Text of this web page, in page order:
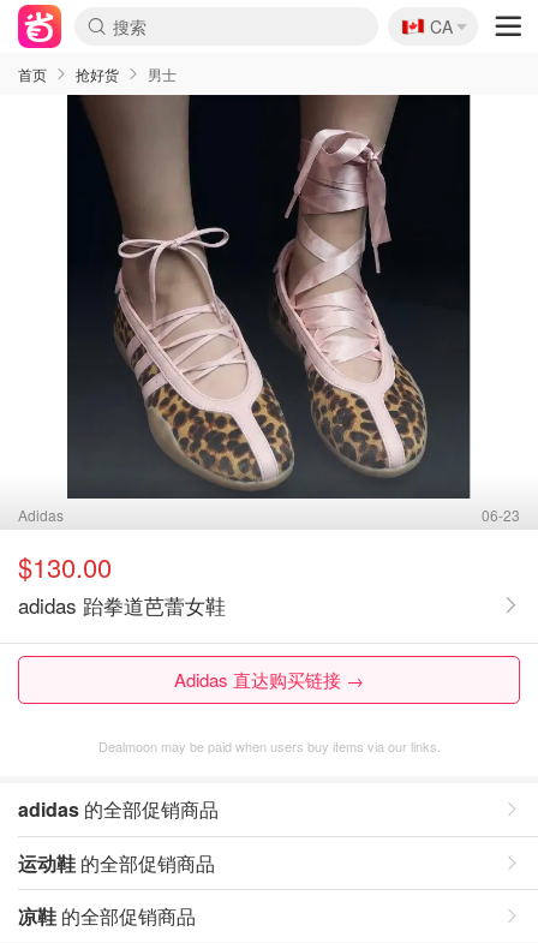
🇨🇦
CA
首页 抢好货 男士
Adidas 06-23
$130.00
adidas 跆拳道芭蕾女鞋
Adidas 直达购买链接 →
Dealmoon may be paid when users buy items via our links.
adidas 的全部促销商品
运动鞋 的全部促销商品
凉鞋 的全部促销商品